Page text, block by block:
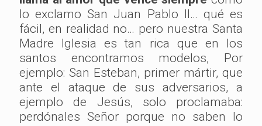
lo exclamo San Juan Pablo II… qué es
fácil, en realidad no… pero nuestra Santa
Madre Iglesia es tan rica que en los
santos encontramos modelos, Por
ejemplo: San Esteban, primer mártir, que
ante el ataque de sus adversarios, a
ejemplo de Jesús, solo proclamaba:
perdónales Señor porque no saben lo